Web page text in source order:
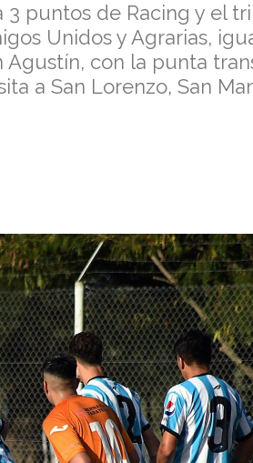
3 puntos de Racing y el
Unidos y Agrarias,
Agustín, con la punta
a San Lorenzo, San